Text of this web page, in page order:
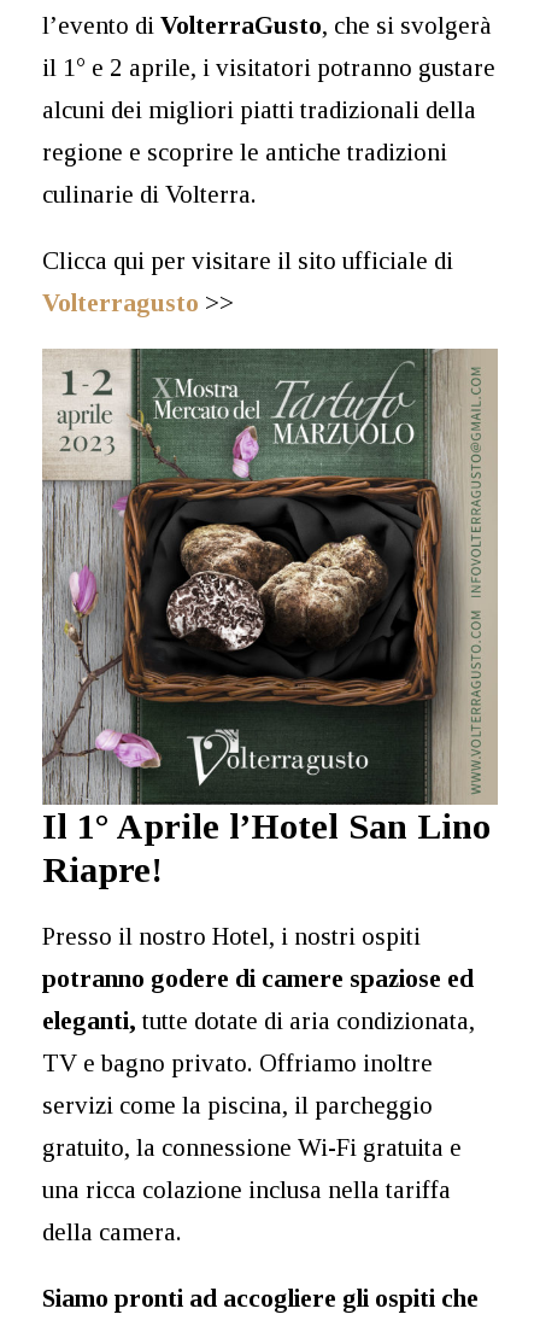
l’evento di VolterraGusto, che si svolgerà
il 1° e 2 aprile, i visitatori potranno gustare
alcuni dei migliori piatti tradizionali della
regione e scoprire le antiche tradizioni
culinarie di Volterra.
Clicca qui per visitare il sito ufficiale di
Volterragusto >>
Il 1° Aprile l’Hotel San Lino
Riapre!
Presso il nostro Hotel, i nostri ospiti
potranno godere di camere spaziose ed
eleganti, tutte dotate di aria condizionata,
TV e bagno privato. Offriamo inoltre
servizi come la piscina, il parcheggio
gratuito, la connessione Wi-Fi gratuita e
una ricca colazione inclusa nella tariffa
della camera.
Siamo pronti ad accogliere gli ospiti che